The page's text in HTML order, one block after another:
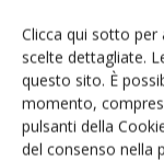
Clicca qui sotto
scelte dettagliate.
questo sito. È
momento,
pulsanti della
del consenso nella